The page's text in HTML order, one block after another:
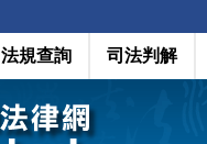
法規查詢 司法判解